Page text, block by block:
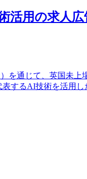
活用の求人
を通じて、英国未上
表するAI技術を活用